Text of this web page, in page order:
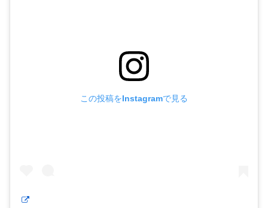
この投稿をInstagramで見る